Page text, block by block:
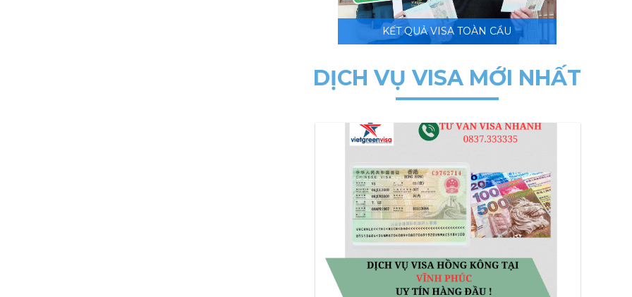
KẾT QUẢ VISA TOÀN CẦU
DỊCH VỤ VISA MỚI NHẤT